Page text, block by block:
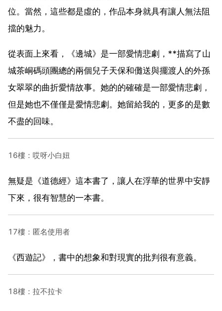
位。當然，這些都是虛的，作品本身就具有讓人無法阻
擋的魅力。
從表面上來看，《邊城》是一部愛情悲劇，**描寫了山
城茶峒碼頭團總的兩個兒子天保和儺送與擺渡人的外孫
女翠翠的曲折愛情故事。她的的確確是一部愛情悲劇，
但是她也不僅僅是愛情悲劇。她留給我的，更多的是數
不盡的回味。
16樓：哎呀小白妞
無疑是《道德經》這本書了，讓人在浮華的世界中安靜
下來，很有智慧的一本書。
17樓：匿名使用者
《西遊記》，書中的想象和對現實的批判很有意義。
18樓：拉不拉卡